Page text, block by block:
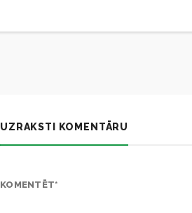
UZRAKSTI KOMENTĀRU